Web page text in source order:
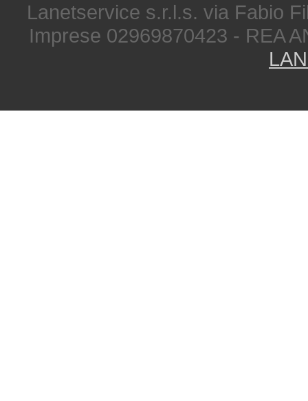
Lanetservice s.r.l.s. via Fabio
Imprese 02969870423 - REA